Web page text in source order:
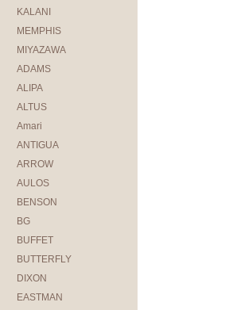
KALANI
MEMPHIS
MIYAZAWA
ADAMS
ALIPA
ALTUS
Amari
ANTIGUA
ARROW
AULOS
BENSON
BG
BUFFET
BUTTERFLY
DIXON
EASTMAN